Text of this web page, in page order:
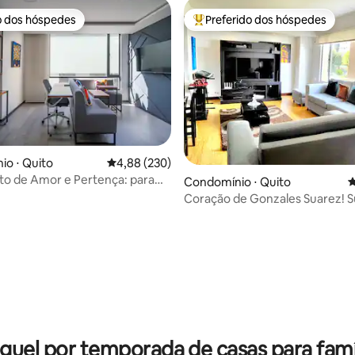
de 5, 143 avaliações
dos hóspedes
dos hóspedes
⋅ Quito 4,88 de uma avaliação média de 5, 230
4,88 (230)
de Amor e Pertença: para
Entre os melhores preferidos
Preferido dos hóspedes
Condomínio ⋅ Quito
Coração de Gonzales Suarez!
por temporada de casas para